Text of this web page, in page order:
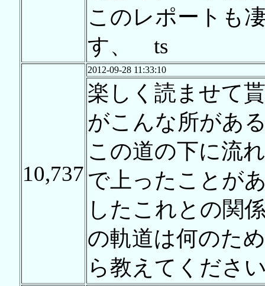
このレポートも
す、 ts
10,737
2012-09-28 11:33:10
楽しく読ませて
がこんな所があ
この道の下に流
で上ったことが
したこれとの関
の軌道は何のた
ら教えてくださ